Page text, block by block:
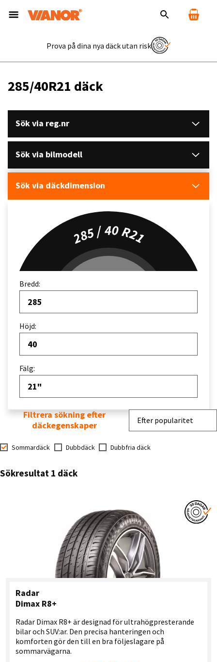
Prova på dina nya däck utan risk
285/40R21 däck
Sök via reg.nr
Sök via bilmodell
Sök via däckdimension
285 / 40 R21
Bredd:
285
Höjd:
40
Fälg:
21"
Sommardäck Dubbdäck Dubbfria däck
Sortera efter
Efter popularitet
Sökresultat 1 däck
Filtrera sökning efter
däckegenskaper
Radar
Dimax R8+
Radar Dimax R8+ är designad för ultrahögpresterande
bilar och SUV:ar. Den precisa hanteringen och
komforten gör den till en bra följeslagare på
sommarvägarna.